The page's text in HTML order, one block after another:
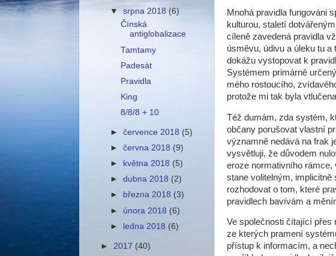
Mnohá pravidla fungováni
kulturou, staletí
cíleně zavedená pravidla
úsměvu, údivu a úleku tu
dokážu vystopovat k
Systémem primárně
mého rostoucího,
protože mi tak byla
Též dumám, zda systém,
občany porušovat vlastní
významně nedává na frak
vysvětluji, že důvodem
eroze normativního rámce,
stane volitelným,
rozhodovat o tom, které
pravidlech bavívám a
Ve společnosti čítající přes
ze kterých pramení
přístup k informacím, a
▼srpna 2018 (6)
Čínská
antiglobalizace
Tamtamy
Padesát
Pravidla
King
8/8/8 + 10
►července 2018 (5)
►června 2018 (9)
►
května 2018 (5)
►dubna 2018 (2)
►
března 2018 (3)
► února 2018 (6)
► ledna 2018 (6)
► 2017 (40)